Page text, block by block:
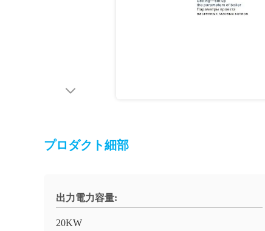
プロダクト細部
出力電力容量:
20KW